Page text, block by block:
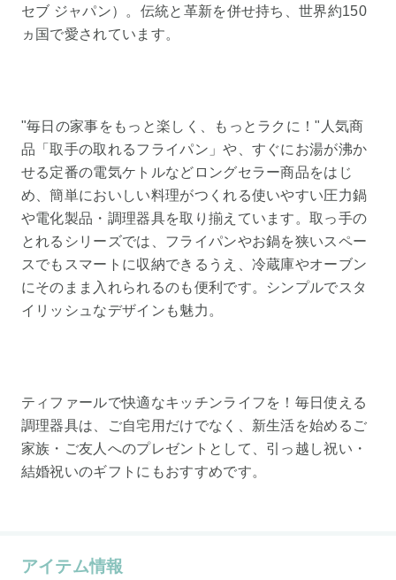
セブ ジャパン）。伝統と革新を併せ持ち、世界約150
ヵ国で愛されています。
"毎日の家事をもっと楽しく、もっとラクに！"人気商
品「取手の取れるフライパン」や、すぐにお湯が沸か
せる定番の電気ケトルなどロングセラー商品をはじ
め、簡単においしい料理がつくれる使いやすい圧力鍋
や電化製品・調理器具を取り揃えています。取っ手の
とれるシリーズでは、フライパンやお鍋を狭いスペー
スでもスマートに収納できるうえ、冷蔵庫やオーブン
にそのまま入れられるのも便利です。シンプルでスタ
イリッシュなデザインも魅力。
ティファールで快適なキッチンライフを！毎日使える
調理器具は、ご自宅用だけでなく、新生活を始めるご
家族・ご友人へのプレゼントとして、引っ越し祝い・
結婚祝いのギフトにもおすすめです。
アイテム情報